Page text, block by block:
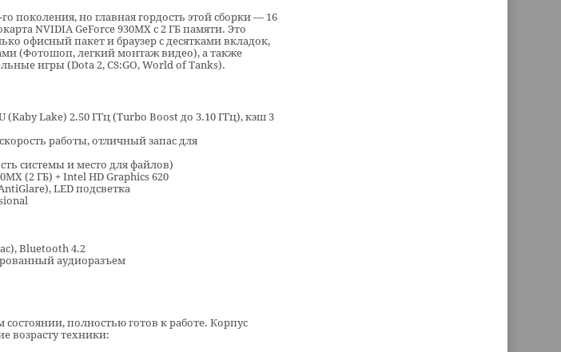
поколения, но главная гордость этой сборки — 16
NVIDIA GeForce 930MX с 2 ГБ памяти. Это
офисный пакет и браузер с десятками вкладок,
(Фотошоп, легкий монтаж видео), а также
игры (Dota 2, CS:GO, World of Tanks).
Lake) 2.50 ГГц (Turbo Boost до 3.10 ГГц), кэш 3
работы, отличный запас для
системы и место для файлов)
(2 ГБ) + Intel HD Graphics 620
LED подсветка
Bluetooth 4.2
аудиоразъем
полностью готов к работе. Корпус
возрасту техники: